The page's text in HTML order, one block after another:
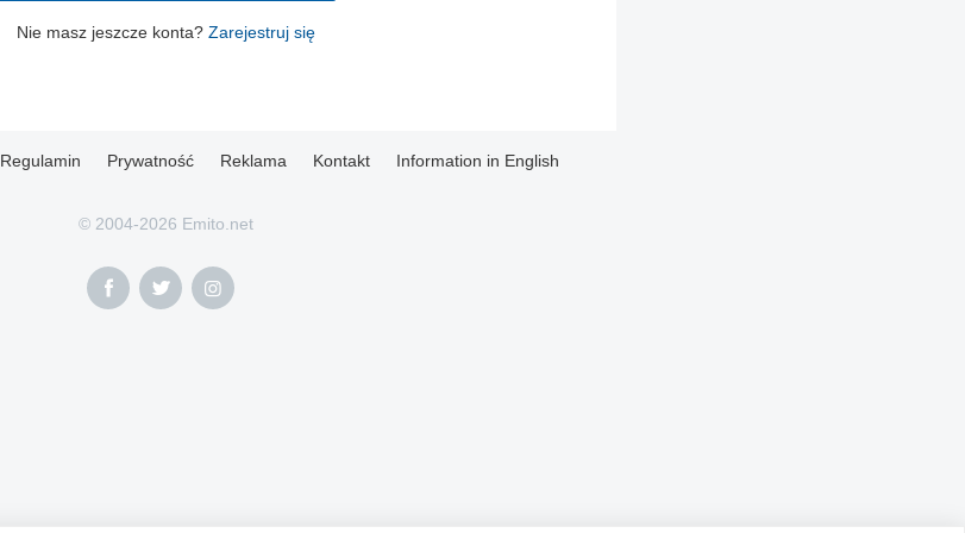
Nie masz jeszcze konta? Zarejestruj się
Regulamin Prywatność Reklama Kontakt Information in English
© 2004-2026 Emito.net